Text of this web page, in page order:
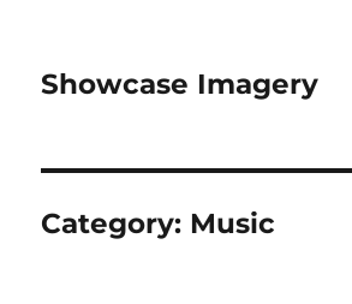
Showcase Imagery
Category: Music